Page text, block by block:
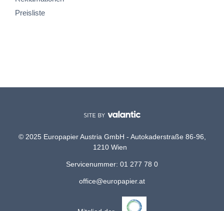
Preisliste
© 2025 Europapier Austria GmbH - Autokaderstraße 86-96,
1210 Wien
Servicenummer: 01 277 78 0
office@europapier.at